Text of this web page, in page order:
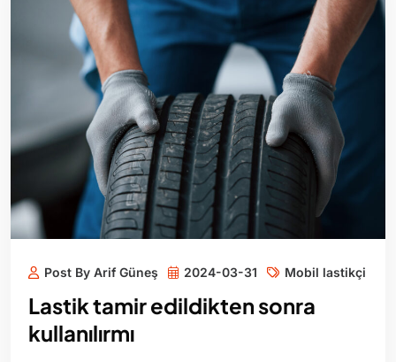
Post By Arif Güneş 2024-03-31 Mobil lastikçi
Lastik tamir edildikten sonra
kullanılırmı